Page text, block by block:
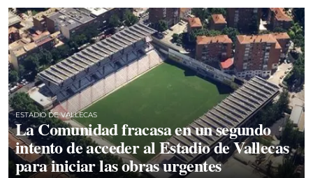
ESTADIO DE VALLECAS
La Comunidad fracasa en un segundo
intento de acceder al Estadio de Vallecas
para iniciar las obras urgentes